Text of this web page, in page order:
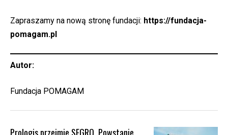
Zapraszamy na nową stronę fundacji: https://fundacja-
pomagam.pl
Autor:
Fundacja POMAGAM